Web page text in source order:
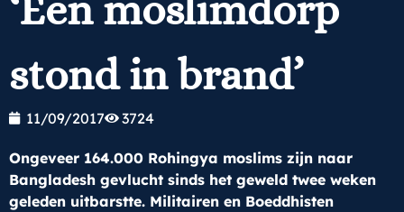
stond in brand’
11/09/2017 3724
Ongeveer 164.000 Rohingya moslims zijn naar
Bangladesh gevlucht sinds het geweld twee weken
geleden uitbarstte. Militairen en Boeddhisten